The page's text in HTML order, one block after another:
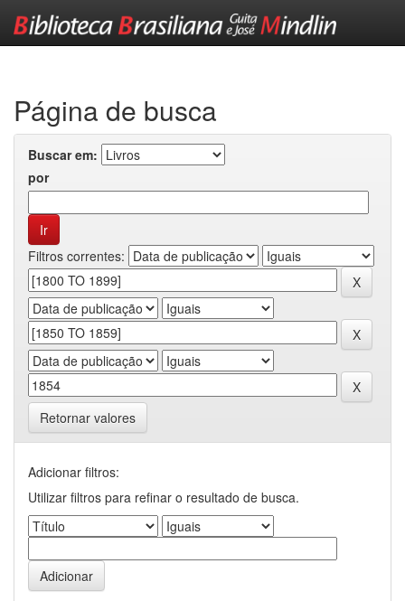
Página de busca
Buscar em:
por
Filtros correntes:
Retornar valores
Adicionar filtros:
Utilizar filtros para refinar o resultado de busca.